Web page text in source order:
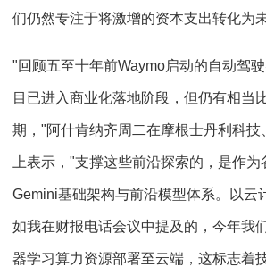
们仍然专注于将激增的资本支出转化为
"回顾五至十年前Waymo启动的自动驾
目已进入商业化落地阶段，但仍有相当
期，"阿什肯纳齐周二在摩根士丹利科技
上表示，"支撑这些前沿探索的，是作
Gemini基础架构与前沿模型体系。以
如我在财报电话会议中提及的，今年我
器学习算力资源部署至云端，这标志着